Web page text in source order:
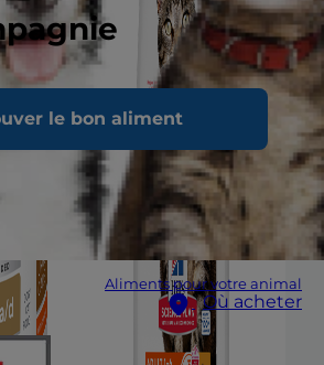
le bon aliment
Aliments pour votre animal
Où acheter